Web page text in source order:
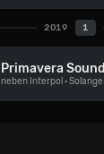
2019 1
Primavera
neben Interpol ·Solange